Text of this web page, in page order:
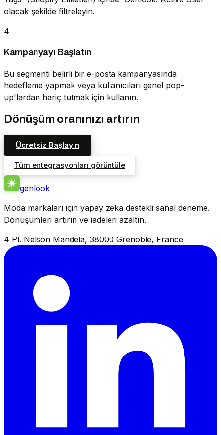
olacak şekilde filtreleyin.
4
Kampanyayı Başlatın
Bu segmenti belirli bir e-posta kampanyasında
hedefleme yapmak veya kullanıcıları genel pop-
up'lardan hariç tutmak için kullanın.
Dönüşüm oranınızı artırın
Ücretsiz Başlayın
Tüm entegrasyonları görüntüle
genlook
Moda markaları için yapay zeka destekli sanal deneme.
Dönüşümleri artırın ve iadeleri azaltın.
4 Pl. Nelson Mandela, 38000 Grenoble, France